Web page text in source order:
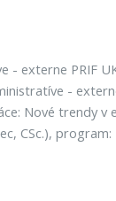
- externe PRIF
-
Nové trendy
CSc.),